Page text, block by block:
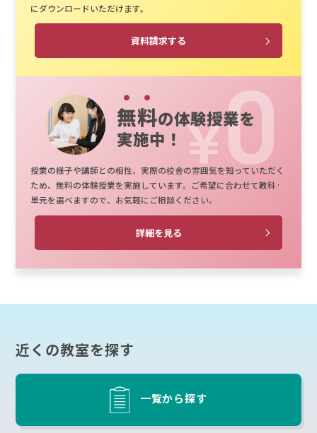
にダウンロードいただけます。
資料請求する
無料の体験授業を
実施中！
授業の様子や講師との相性、実際の校舎の雰囲気を知っていただく
ため、無料の体験授業を実施しています。ご希望に合わせて教科·
単元を選べますので、お気軽にご相談ください。
詳細を見る
近くの教室を探す
一覧から探す